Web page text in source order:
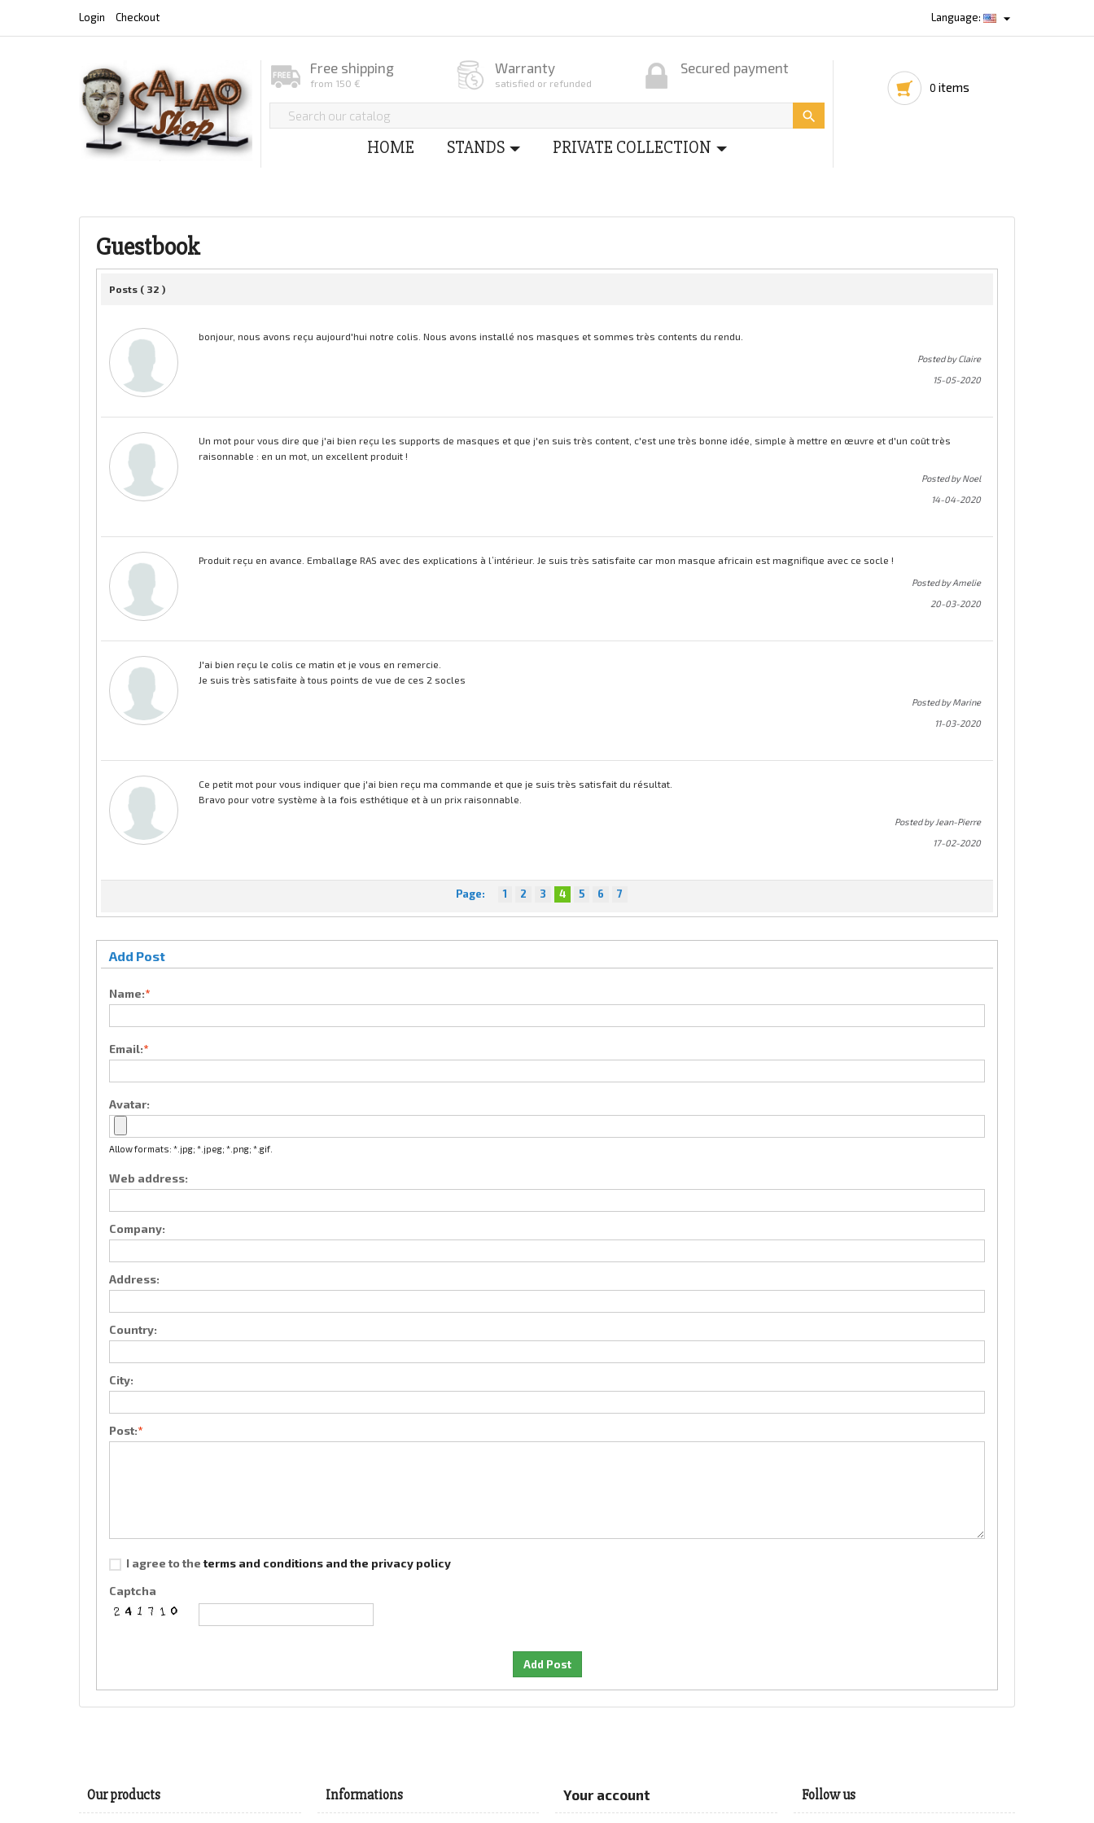
Language: 
Login Checkout
Free shipping
from 150 €
Warranty
satisfied or refunded
Secured payment

HOME STANDS PRIVATE COLLECTION
0 items
Guestbook
Posts ( 32 )
bonjour, nous avons reçu aujourd'hui notre colis. Nous avons installé nos masques et sommes très contents du rendu.
Posted by Claire
15-05-2020
Un mot pour vous dire que j'ai bien reçu les supports de masques et que j'en suis très content, c'est une très bonne idée, simple à mettre en œuvre et d'un coût très
raisonnable : en un mot, un excellent produit !
Posted by Noel
14-04-2020
Produit reçu en avance. Emballage RAS avec des explications à l’intérieur. Je suis très satisfaite car mon masque africain est magnifique avec ce socle !
Posted by Amelie
20-03-2020
J'ai bien reçu le colis ce matin et je vous en remercie.
Je suis très satisfaite à tous points de vue de ces 2 socles
Posted by Marine
11-03-2020
Ce petit mot pour vous indiquer que j'ai bien reçu ma commande et que je suis très satisfait du résultat.
Bravo pour votre système à la fois esthétique et à un prix raisonnable.
Posted by Jean-Pierre
17-02-2020
Page: 1 2 3 4 5 6 7
Add Post
Name:*
Email:*
Avatar:
Allow formats: *.jpg; *.jpeg; *.png; *.gif.
Web address:
Company:
Address:
Country:
City:
Post:*
I agree to theterms and conditions and the privacy policy
Captcha
Our products Informations Your account Follow us